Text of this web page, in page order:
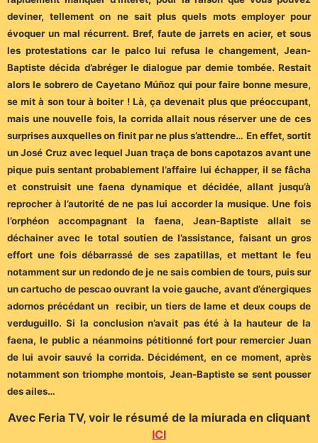
deviner, tellement on ne sait plus quels mots employer pour
évoquer un mal récurrent. Bref, faute de jarrets en acier, et sous
les protestations car le palco lui refusa le changement, Jean-
Baptiste décida d’abréger le dialogue par demie tombée. Restait
alors le sobrero de Cayetano Múñoz qui pour faire bonne mesure,
se mit à son tour à boiter ! Là, ça devenait plus que préoccupant,
mais une nouvelle fois, la corrida allait nous réserver une de ces
surprises auxquelles on finit par ne plus s’attendre… En effet, sortit
un José Cruz avec lequel Juan traça de bons capotazos avant une
pique puis sentant probablement l’affaire lui échapper, il se fâcha
et construisit une faena dynamique et décidée, allant jusqu’à
reprocher à l’autorité de ne pas lui accorder la musique. Une fois
l’orphéon accompagnant la faena, Jean-Baptiste allait se
déchainer avec le total soutien de l’assistance, faisant un gros
effort une fois débarrassé de ses zapatillas, et mettant le feu
notamment sur un redondo de je ne sais combien de tours, puis sur
un cartucho de pescao ouvrant la voie gauche, avant d’énergiques
adornos précédant un recibir, un tiers de lame et deux coups de
verduguillo. Si la conclusion n’avait pas été à la hauteur de la
faena, le public a néanmoins pétitionné fort pour remercier Juan
de lui avoir sauvé la corrida. Décidément, en ce moment, après
notamment son triomphe montois, Jean-Baptiste se sent pousser
des ailes…
Avec Feria TV, voir le résumé de la miurada en cliquant
ICI